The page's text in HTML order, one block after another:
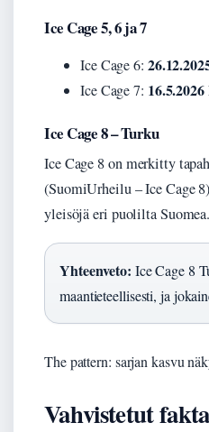
Ice Cage 5, 6 ja 7
Ice Cage 6:
Ice Cage 7: 16.5.2026
Ice Cage 8 – Turku
Ice Cage 8 on merkitty
(SuomiUrheilu – Ice Cage
yleisöjä eri puolilta Suomea.
Yhteenveto: Ice Cage 8
maantieteellisesti, ja
The pattern: sarjan kasvu
Vahvistetut